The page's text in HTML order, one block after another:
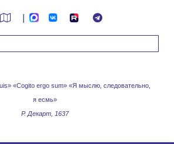
«Cogito ergo sum» «Я мыслю, следовательно,
я есмь»
Р. Декарт, 1637